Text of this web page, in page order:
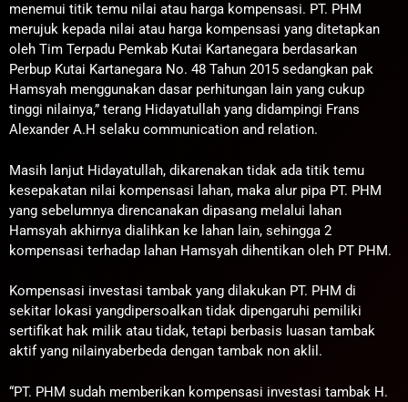
menemui titik temu nilai atau harga kompensasi. PT. PHM
merujuk kepada nilai atau harga kompensasi yang ditetapkan
oleh Tim Terpadu Pemkab Kutai Kartanegara berdasarkan
Perbup Kutai Kartanegara No. 48 Tahun 2015 sedangkan pak
Hamsyah menggunakan dasar perhitungan lain yang cukup
tinggi nilainya,” terang Hidayatullah yang didampingi Frans
Alexander A.H selaku communication and relation.
Masih lanjut Hidayatullah, dikarenakan tidak ada titik temu
kesepakatan nilai kompensasi lahan, maka alur pipa PT. PHM
yang sebelumnya direncanakan dipasang melalui lahan
Hamsyah akhirnya dialihkan ke lahan lain, sehingga 2
kompensasi terhadap lahan Hamsyah dihentikan oleh PT PHM.
Kompensasi investasi tambak yang dilakukan PT. PHM di
sekitar lokasi yangdipersoalkan tidak dipengaruhi pemiliki
sertifikat hak milik atau tidak, tetapi berbasis luasan tambak
aktif yang nilainyaberbeda dengan tambak non aklil.
“PT. PHM sudah memberikan kompensasi investasi tambak H.